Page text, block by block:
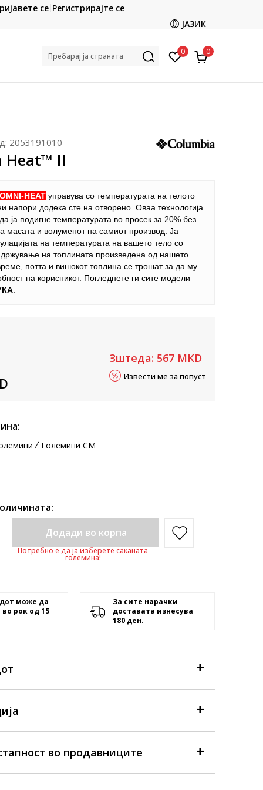
CLICK & COLLECT
со картичка online и подигнете во продавницата
се Регистрирајте се
ЈАЗИК
Пребарај ја страната 0 0
2053191010
Heat™ II
OMNI-HEAT управува со температурата на телото
напори додека сте на отворено. Оваа технологија
ја подигне температурата во просек за 20% без
масата и волуменот на самиот производ. Ја
на температурата на вашето тело со
на топлината произведена од нашето
потта и вишокот топлина се трошат за да му
на корисникот. Погледнете ги сите модели
Зштеда: 567 MKD
Извести ме за попуст
Големини CM
Додади во корпа
Потребно е да ја изберете саканата
големина!
може да
во рок од 15
За сите нарачки
доставата изнесува
180 ден.
во продавниците